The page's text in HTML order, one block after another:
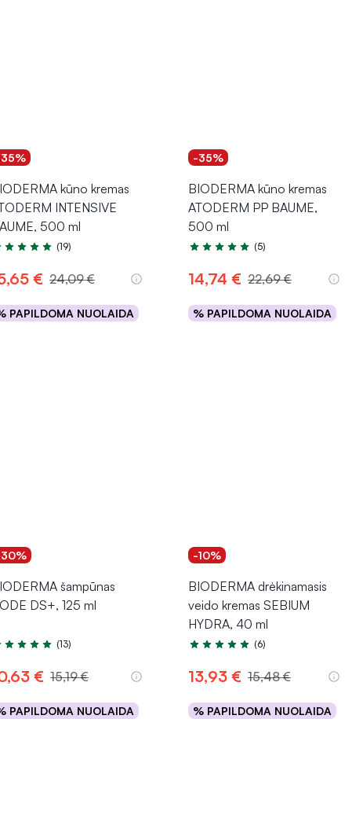
kūno kremas
INTENSIVE
500 ml
4.9 iš 5
(19)
€ 24,09 €
PAPILDOMA NUOLAIDA
Į krepšelį
-35%
BIODERMA kūno kremas
ATODERM PP BAUME,
500 ml
Įvertinimas 5.0 iš 5
(5)
14,74 € 22,69 €
% PAPILDOMA NUOLAIDA
Į krepšelį
šampūnas
DS+, 125 ml
4.8 iš 5
(13)
€ 15,19 €
PAPILDOMA NUOLAIDA
Į krepšelį
-10%
BIODERMA drėkinamasis
veido kremas SEBIUM
HYDRA, 40 ml
Įvertinimas 5.0 iš 5
(6)
13,93 € 15,48 €
% PAPILDOMA NUOLAIDA
Į krepšelį